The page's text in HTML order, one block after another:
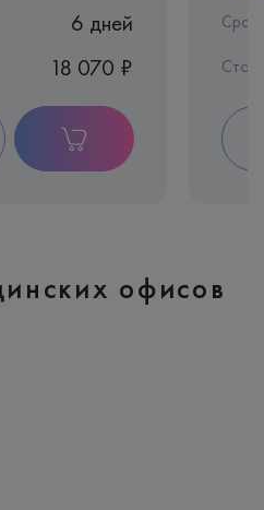
6 дней
18 070 ₽
Срок
офисов